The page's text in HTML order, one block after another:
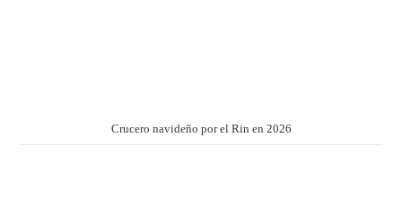
Crucero navideño por el Rin en 2026